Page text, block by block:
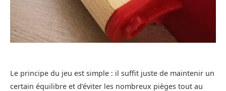
Le principe du jeu est simple : il suffit juste de maintenir un
certain équilibre et d’éviter les nombreux pièges tout au